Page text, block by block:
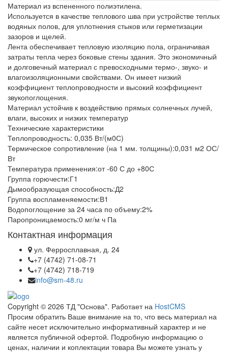
Материал из вспененного полиэтилена.
Используется в качестве теплового шва при устройстве теплых
водяных полов, для уплотнения стыков или герметизации
зазоров и щелей.
Лента обеспечивает тепловую изоляцию пола, ограничивая
затраты тепла через боковые стены здания. Это экономичный
и долговечный материал с превосходными термо-, звуко- и
влагоизоляционными свойствами. Он имеет низкий
коэффициент теплопроводности и высокий коэффициент
звукопоглощения.
Материал устойчив к воздействию прямых солнечных лучей,
влаги, высоких и низких температур
Технические характеристики
Теплопроводность: 0,035 Вт/(м0С)
Термическое сопротивление (на 1 мм. толщины):0,031 м2 ОС/
Вт
Температура применения:от -60 С до +80С
Группа горючести:Г1
Дымообразующая способность:Д2
Группа воспламеняемости:В1
Водопоглощение за 24 часа по объему:2%
Паропроницаемость:0 мг/м ч Па
Контактная информация
ул. Ферросплавная, д. 24
+7 (4742) 71-08-71
+7 (4742) 718-719
info@sm-48.ru
Copyright © 2026 ТД "Основа". Работает на HostCMS
Просим обратить Ваше внимание на то, что весь материал на
сайте несет исключительно информативный характер и не
является публичной офертой. Подробную информацию о
ценах, наличии и коплектации товара Вы можете узнать у